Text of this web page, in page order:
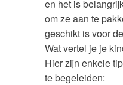
en het is
om ze aan te
geschikt is voor
Wat vertel je je
Hier zijn enkele
te begeleiden: